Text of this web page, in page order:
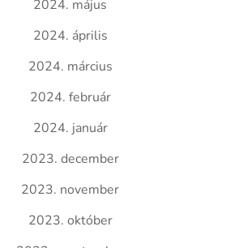
2024. május
2024. április
2024. március
2024. február
2024. január
2023. december
2023. november
2023. október